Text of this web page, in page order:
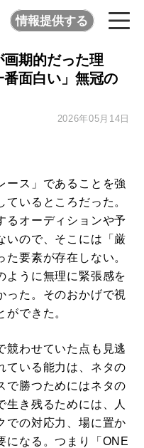
情報提供する
期的だった理
面白い」無冠の
2026年05月14日
ス」であることを強
いるところだった。
るオーディションや予
いので、そこには「厳
た要素が存在しない。
ように無理に緊張感を
った。そのおかげで視
できた。
わせていた点も見逃
ている能力は、ネタの
で勝つためにはネタの
生き残るためには、人
での対応力、場に置か
になる。つまり「ONE